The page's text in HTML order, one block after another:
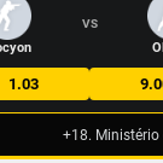
VS
1.03
+18.